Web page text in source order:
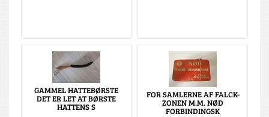
GAMMEL HATTEBØRSTE
DET ER LET AT BØRSTE
HATTENS S
FOR SAMLERNE AF FALCK-
ZONEN M.M. NØD
FORBINDINGSK